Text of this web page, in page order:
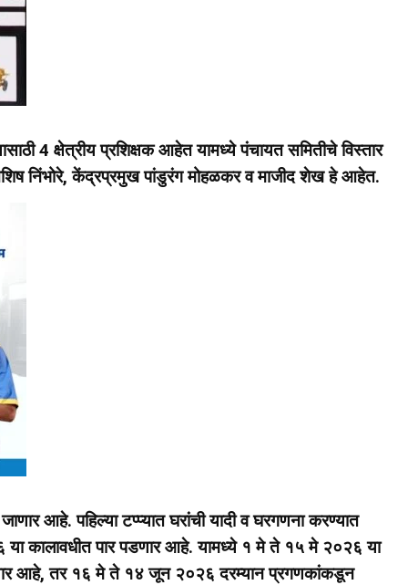
4 क्षेत्रीय प्रशिक्षक आहेत यामध्ये पंचायत समितीचे विस्तार
निंभोरे, केंद्रप्रमुख पांडुरंग मोहळकर व माजीद शेख हे आहेत.
आहे. पहिल्या टप्प्यात घरांची यादी व घरगणना करण्यात
कालावधीत पार पडणार आहे. यामध्ये १ मे ते १५ मे २०२६ या
आहे, तर १६ मे ते १४ जून २०२६ दरम्यान प्रगणकांकडून